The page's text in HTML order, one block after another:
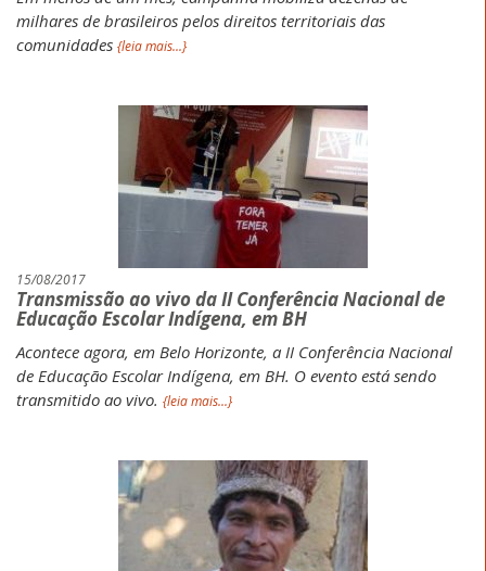
milhares de brasileiros pelos direitos territoriais das
comunidades {leia mais...}
15/08/2017
Transmissão ao vivo da II Conferência Nacional de
Educação Escolar Indígena, em BH
Acontece agora, em Belo Horizonte, a II Conferência Nacional
de Educação Escolar Indígena, em BH. O evento está sendo
transmitido ao vivo. {leia mais...}